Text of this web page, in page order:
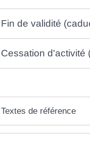
Fin de validité
Cessation d'activité
Textes de référence